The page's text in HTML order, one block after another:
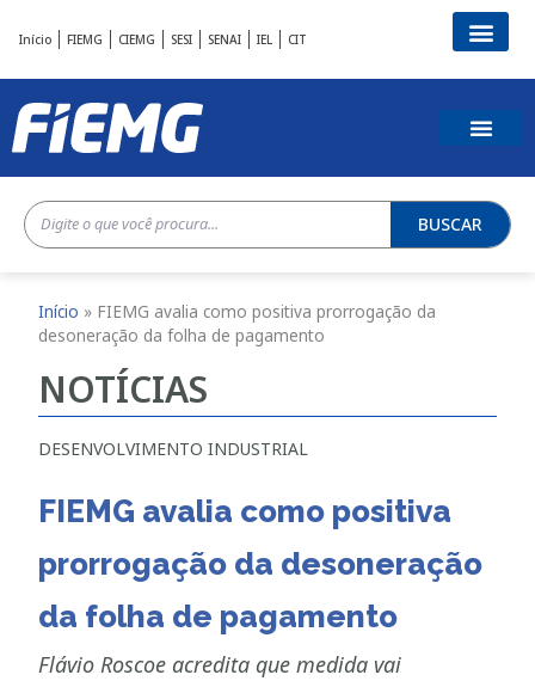
Início FIEMG CIEMG SESI SENAI IEL CIT
BUSCAR
Início » FIEMG avalia como positiva prorrogação da
desoneração da folha de pagamento
NOTÍCIAS
DESENVOLVIMENTO INDUSTRIAL
FIEMG avalia como positiva
prorrogação da desoneração
da folha de pagamento
Flávio Roscoe acredita que medida vai